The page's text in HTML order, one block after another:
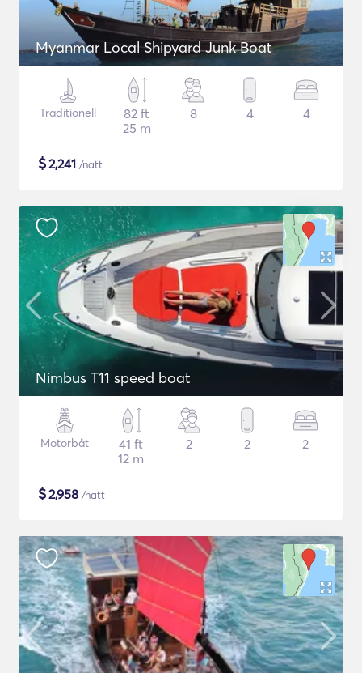
Myanmar Local Shipyard Junk Boat
Traditionell
82 ft
25 m
8 4 4
$2,241 /natt
Nimbus T11 speed boat
Motorbåt
41 ft
12 m
2 2 2
$2,958 /natt